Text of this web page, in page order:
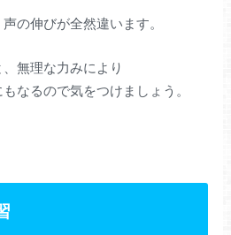
の伸びが全然違います。
無理な力みにより
もなるので気をつけましょう。